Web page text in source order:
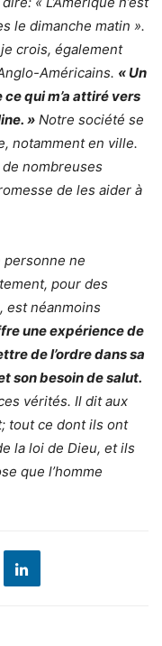
le dimanche matin ».
crois, également
Américains. « Un
qui m’a attiré vers
» Notre société se
notamment en ville.
nombreuses
de les aider à
personne ne
pour des
est néanmoins
une expérience de
de l’ordre dans sa
son besoin de salut.
vérités. Il dit aux
tout ce dont ils ont
la loi de Dieu, et ils
que l’homme